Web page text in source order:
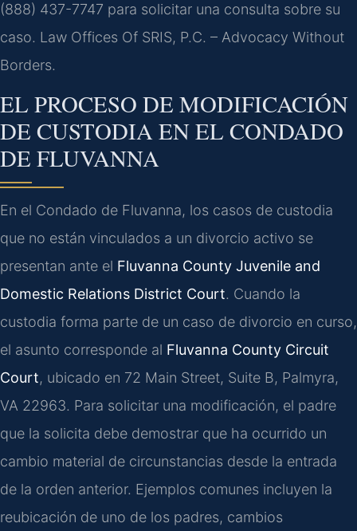
(888) 437-7747 para solicitar una consulta sobre su
caso. Law Offices Of SRIS, P.C. – Advocacy Without
Borders.
EL PROCESO DE MODIFICACIÓN
DE CUSTODIA EN EL CONDADO
DE FLUVANNA
En el Condado de Fluvanna, los casos de custodia
que no están vinculados a un divorcio activo se
presentan ante el Fluvanna County Juvenile and
Domestic Relations District Court. Cuando la
custodia forma parte de un caso de divorcio en curso,
el asunto corresponde al Fluvanna County Circuit
Court, ubicado en 72 Main Street, Suite B, Palmyra,
VA 22963. Para solicitar una modificación, el padre
que la solicita debe demostrar que ha ocurrido un
cambio material de circunstancias desde la entrada
de la orden anterior. Ejemplos comunes incluyen la
reubicación de uno de los padres, cambios